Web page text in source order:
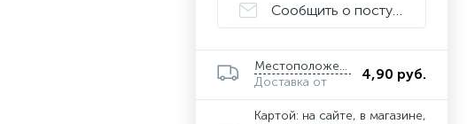
Сообщить о поступлении
Местоположение
Доставка от
4,90 руб.
Картой: на сайте, в магазине,